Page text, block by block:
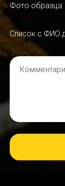
Фото образца
Список с ФИО